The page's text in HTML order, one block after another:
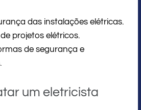
das instalações elétricas.
projetos elétricos.
de segurança e
um eletricista